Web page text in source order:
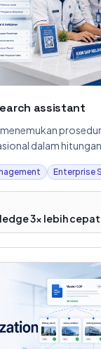
assistant
dalam
Enterprise
3x lebih cepat